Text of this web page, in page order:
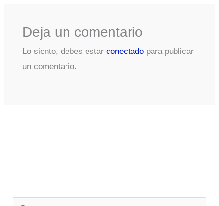
Deja un comentario
Lo siento, debes estar conectadopara publicar
un comentario.